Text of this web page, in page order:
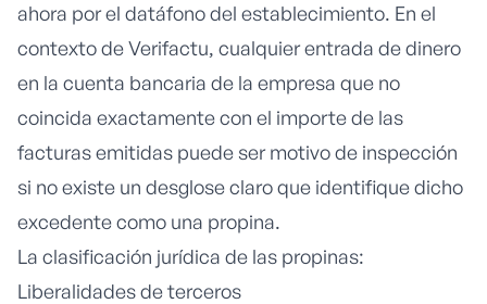
ahora por el datáfono del establecimiento. En el
contexto deVerifactu, cualquier entrada de dinero
en la cuenta bancaria de la empresa que no
coincida exactamente con el importe de las
facturas emitidas puede ser motivo de inspección
si no existe un desglose claro que identifique dicho
excedente como una propina.
La clasificación jurídica de las propinas:
Liberalidades de terceros